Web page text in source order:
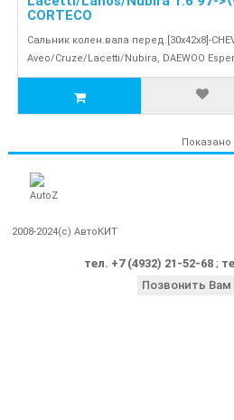
CORTECO
Сальник колен.вала перед.[30x42x8]-
Aveo/Cruze/Lacetti/Nubira, DAEWOO
Показано
2008-2024(c) АвтоКИТ
тел. +7 (4932) 21-52-68 ;
Позвонить Вам